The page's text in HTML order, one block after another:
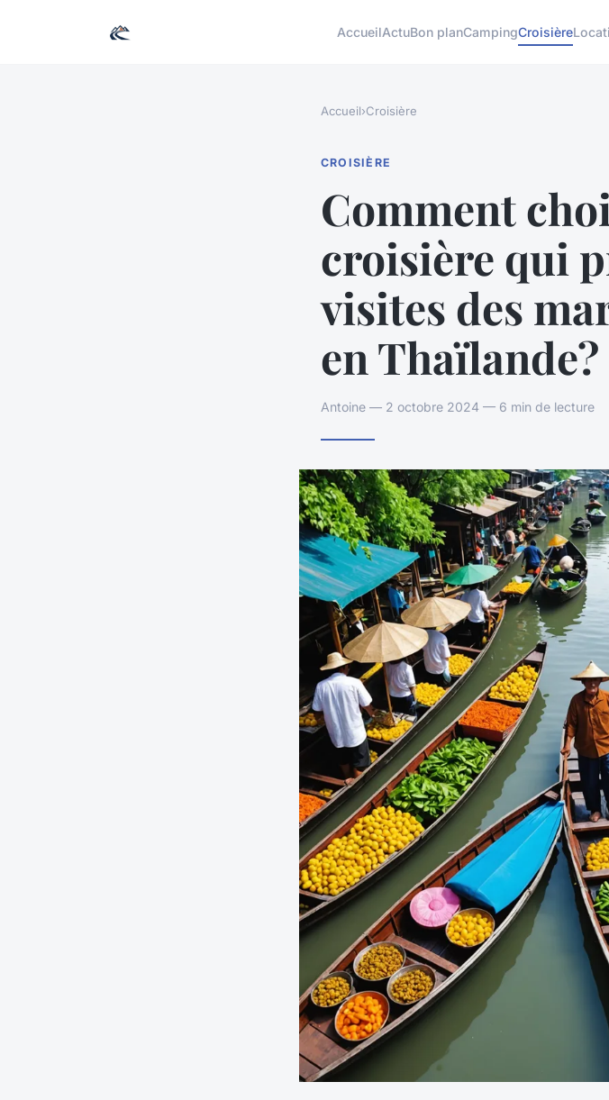
AccueilActuBon planCampingCroisière
Accueil›Croisière
CROISIÈRE
Comment
croisière qui
visites des
en Thaïlande?
Antoine — 2 octobre 2024 — 6 min de lecture